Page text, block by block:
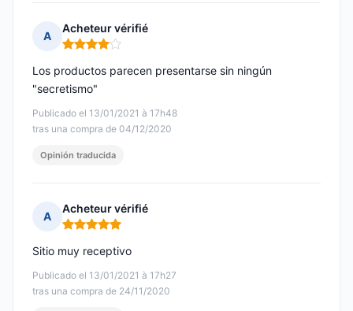
A
Acheteur vérifié
Nota: 4 de 5
Publicado el 13/01/2021 à 17h48
tras una compra de 04/12/2020
Los productos parecen presentarse sin ningún
"secretismo"
Opinión traducida
A
Acheteur vérifié
Nota: 5 de 5
Publicado el 13/01/2021 à 17h27
tras una compra de 24/11/2020
Sitio muy receptivo